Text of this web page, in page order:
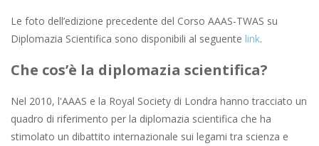
Le foto dell’edizione precedente del Corso AAAS-TWAS su
Diplomazia Scientifica sono disponibili al seguente link.
Che cos’è la diplomazia scientifica?
Nel 2010, l'AAAS e la Royal Society di Londra hanno tracciato un
quadro di riferimento per la diplomazia scientifica che ha
stimolato un dibattito internazionale sui legami tra scienza e